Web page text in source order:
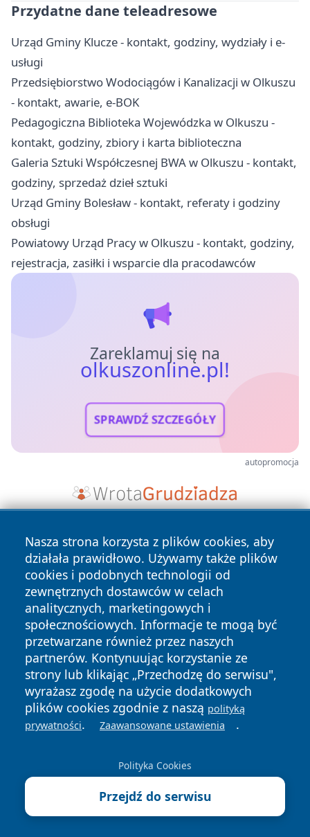
Przydatne dane teleadresowe
Urząd Gminy Klucze - kontakt, godziny, wydziały i e-
usługi
Przedsiębiorstwo Wodociągów i Kanalizacji w Olkuszu
- kontakt, awarie, e-BOK
Pedagogiczna Biblioteka Wojewódzka w Olkuszu -
kontakt, godziny, zbiory i karta biblioteczna
Galeria Sztuki Współczesnej BWA w Olkuszu - kontakt,
godziny, sprzedaż dzieł sztuki
Urząd Gminy Bolesław - kontakt, referaty i godziny
obsługi
Powiatowy Urząd Pracy w Olkuszu - kontakt, godziny,
rejestracja, zasiłki i wsparcie dla pracodawców
Zareklamuj się na
olkuszonline.pl!
SPRAWDŹ SZCZEGÓŁY
autopromocja
Nasza strona korzysta z plików cookies, aby
działała prawidłowo. Używamy także plików
cookies i podobnych technologii od
zewnętrznych dostawców w celach
analitycznych, marketingowych i
społecznościowych. Informacje te mogą być
przetwarzane również przez naszych
partnerów. Kontynuując korzystanie ze
strony lub klikając „Przechodzę do serwisu",
wyrażasz zgodę na użycie dodatkowych
plików cookies zgodnie z naszą polityką
prywatności. Zaawansowane ustawienia .
Polityka Cookies
Przejdź do serwisu
Copyright © 2026 olkuszonline.pl Wszystkie prawa
zastrzeżone.
News Autorzy
Polityka
Prywatności
Polityka
Cookies